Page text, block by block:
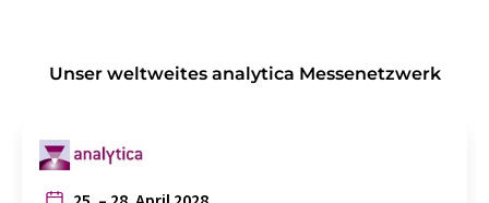
Unser weltweites analytica Messenetzwerk